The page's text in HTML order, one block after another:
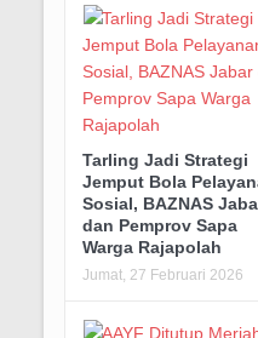
Tarling Jadi Strategi
Jemput Bola
Sosial, BAZNAS
dan Pemprov Sapa
Warga Rajapolah
Jumat, 27 Februari 2026